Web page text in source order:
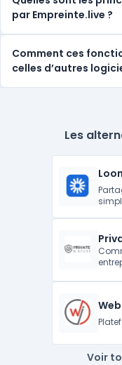
par Empreinte.live ?
Comment ces
celles d’autres
Les
Voir